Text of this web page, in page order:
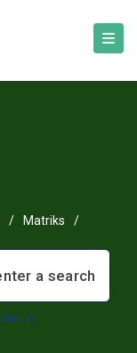
/ Matriks /
Setup